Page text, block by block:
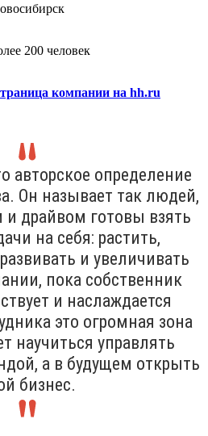
200 человек
компании на hh.ru
авторское определение
Он называет так людей,
и драйвом готовы взять
на себя: растить,
и увеличивать
пока собственник
и наслаждается
это огромная зона
научиться управлять
а в будущем открыть
бизнес.